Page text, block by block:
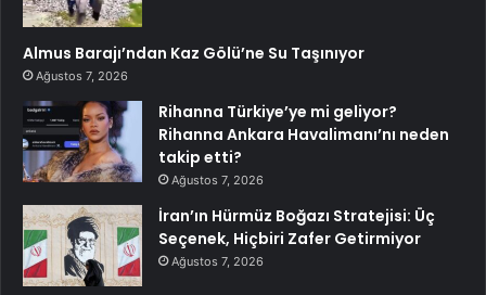
Almus Barajı’ndan Kaz Gölü’ne Su Taşınıyor
Ağustos 7, 2026
Rihanna Türkiye’ye mi geliyor?
Rihanna Ankara Havalimanı’nı neden
takip etti?
Ağustos 7, 2026
İran’ın Hürmüz Boğazı Stratejisi: Üç
Seçenek, Hiçbiri Zafer Getirmiyor
Ağustos 7, 2026